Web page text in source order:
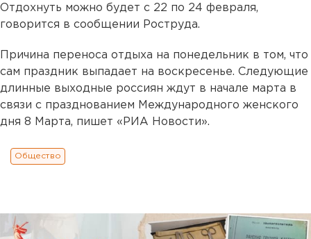
Отдохнуть можно будет с 22 по 24 февраля,
говорится в сообщении Роструда.
Причина переноса отдыха на понедельник в том, что
сам праздник выпадает на воскресенье. Следующие
длинные выходные россиян ждут в начале марта в
связи с празднованием Международного женского
дня 8 Марта, пишет «РИА Новости».
Общество